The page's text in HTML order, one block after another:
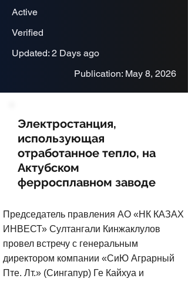
Active
Verified
Updated: 2 Days ago
Publication: May 8, 2026
Электростанция,
использующая
отработанное тепло, на
Актубском
ферросплавном заводе
Председатель правления АО «НК КАЗАХ
ИНВЕСТ» Султангали Кинжаклулов
провел встречу с генеральным
директором компании «СиЮ Аграрный
Пте. Лт.» (Сингапур) Ге Кайхуа и